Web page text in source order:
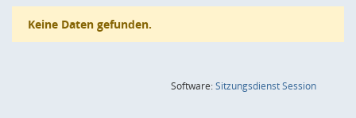
Keine Daten gefunden.
Software:SitzungsdienstSession(Wird in